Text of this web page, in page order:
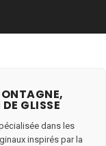
GLISSE
dans les
inspirés par la